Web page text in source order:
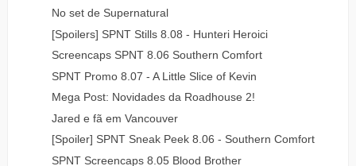
No set de Supernatural
[Spoilers] SPNT Stills 8.08 - Hunteri Heroici
Screencaps SPNT 8.06 Southern Comfort
SPNT Promo 8.07 - A Little Slice of Kevin
Mega Post: Novidades da Roadhouse 2!
Jared e fã em Vancouver
[Spoiler] SPNT Sneak Peek 8.06 - Southern Comfort
SPNT Screencaps 8.05 Blood Brother